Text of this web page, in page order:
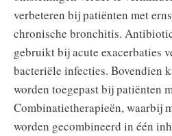
verbeteren bij patiënten met
chronische bronchitis.
gebruikt bij acute exacerbaties
bacteriële infecties. Bovendien
worden toegepast bij patiënten
Combinatietherapieën, waarbij
worden gecombineerd in één